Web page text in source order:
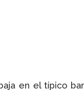
en el típico